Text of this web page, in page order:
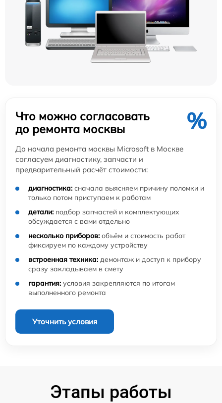
Что можно согласовать
до ремонта москвы
%
До начала ремонта москвы Microsoft в Москве
согласуем диагностику, запчасти и
предварительный расчёт стоимости:
диагностика: сначала выясняем причину поломки и
только потом приступаем к работам
детали: подбор запчастей и комплектующих
обсуждается с вами отдельно
несколько приборов: объём и стоимость работ
фиксируем по каждому устройству
встроенная техника: демонтаж и доступ к прибору
сразу закладываем в смету
гарантия: условия закрепляются по итогам
выполненного ремонта
Уточнить условия
Этапы работы